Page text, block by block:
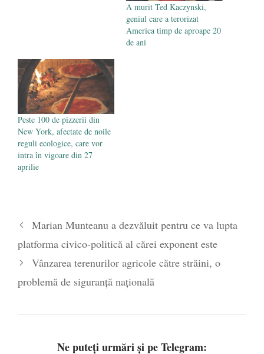
A murit Ted Kaczynski,
geniul care a terorizat
America timp de aproape 20
de ani
Peste 100 de pizzerii din
New York, afectate de noile
reguli ecologice, care vor
intra în vigoare din 27
aprilie
Marian Munteanu a dezvăluit pentru ce va lupta
platforma civico-politică al cărei exponent este
Vânzarea terenurilor agricole către străini, o
problemă de siguranţă naţională
Ne puteți urmări și pe Telegram: